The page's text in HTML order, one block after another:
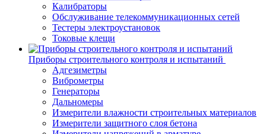
Калибраторы
Обслуживание телекоммуникационных сетей
Тестеры электроустановок
Токовые клещи
Приборы строительного контроля и испытаний
Адгезиметры
Виброметры
Генераторы
Дальномеры
Измерители влажности строительных материалов
Измерители защитного слоя бетона